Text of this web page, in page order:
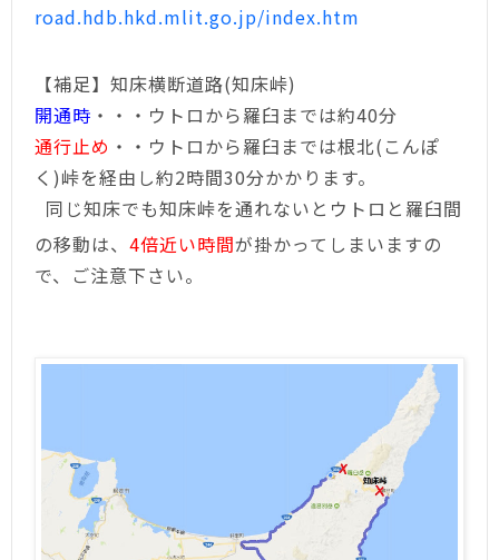
road.hdb.hkd.mlit.go.jp/index.htm
【補足】知床横断道路(知床峠)
開通時 ・・・ウトロから羅臼までは約40分
通行止め ・・ウトロから羅臼までは根北(こんぽ
く)峠を経由し約2時間30分かかります。
同じ知床でも知床峠を通れないとウトロと羅臼間
の移動は、 4倍近い時間が掛かってしまいますの
で、ご注意下さい。